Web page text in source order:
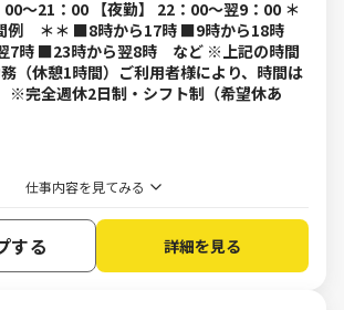
00～21：00 【夜勤】 22：00～翌9：00 ＊
例 ＊＊ ■8時から17時 ■9時から18時
7時 ■23時から翌8時 など ※上記の時間
（休憩1時間）ご利用者様により、時間は
※完全週休2日制・シフト制（希望休あ
仕事内容を見てみる
する 詳細を見る